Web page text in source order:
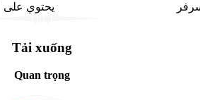
Tải xuống
Quan trọng